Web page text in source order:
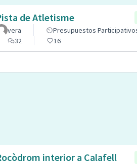
de Atletisme
vera
Presupuestos
32
16
interior a Calafell